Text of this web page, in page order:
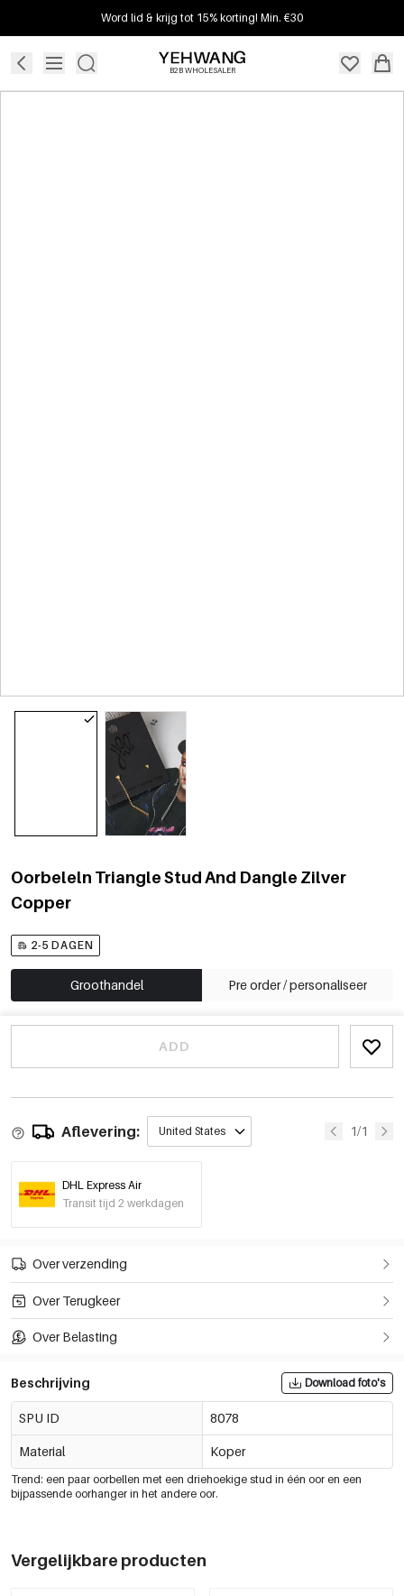
Word lid & krijg tot 15% korting! Min. €30
B2B WHOLESALER
Oorbeleln Triangle Stud And Dangle Zilver
Copper
2-5 DAGEN
Groothandel Pre order / personaliseer
ADD
Aflevering: United States 1/1
DHL Express Air
Transit tijd 2 werkdagen
Over verzending
Over Terugkeer
Over Belasting
Beschrijving Download foto's
SPU ID 8078
Material Koper
Trend: een paar oorbellen met een driehoekige stud in één oor en een
bijpassende oorhanger in het andere oor.
Vergelijkbare producten